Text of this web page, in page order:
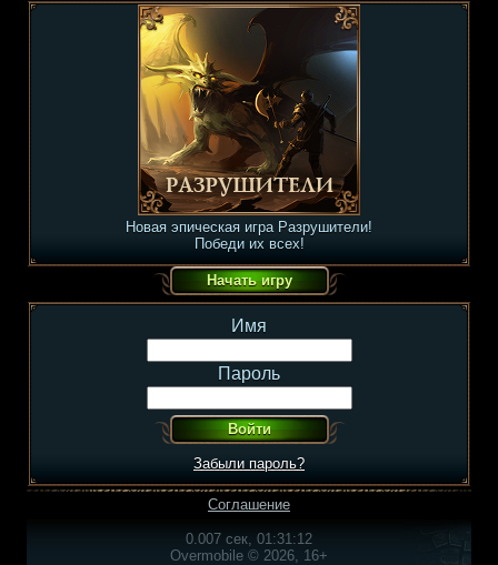
Новая эпическая игра Разрушители!
Победи их всех!
Имя
Пароль
Забыли пароль?
Соглашение
0.007 сек, 01:31:12
Overmobile © 2026, 16+